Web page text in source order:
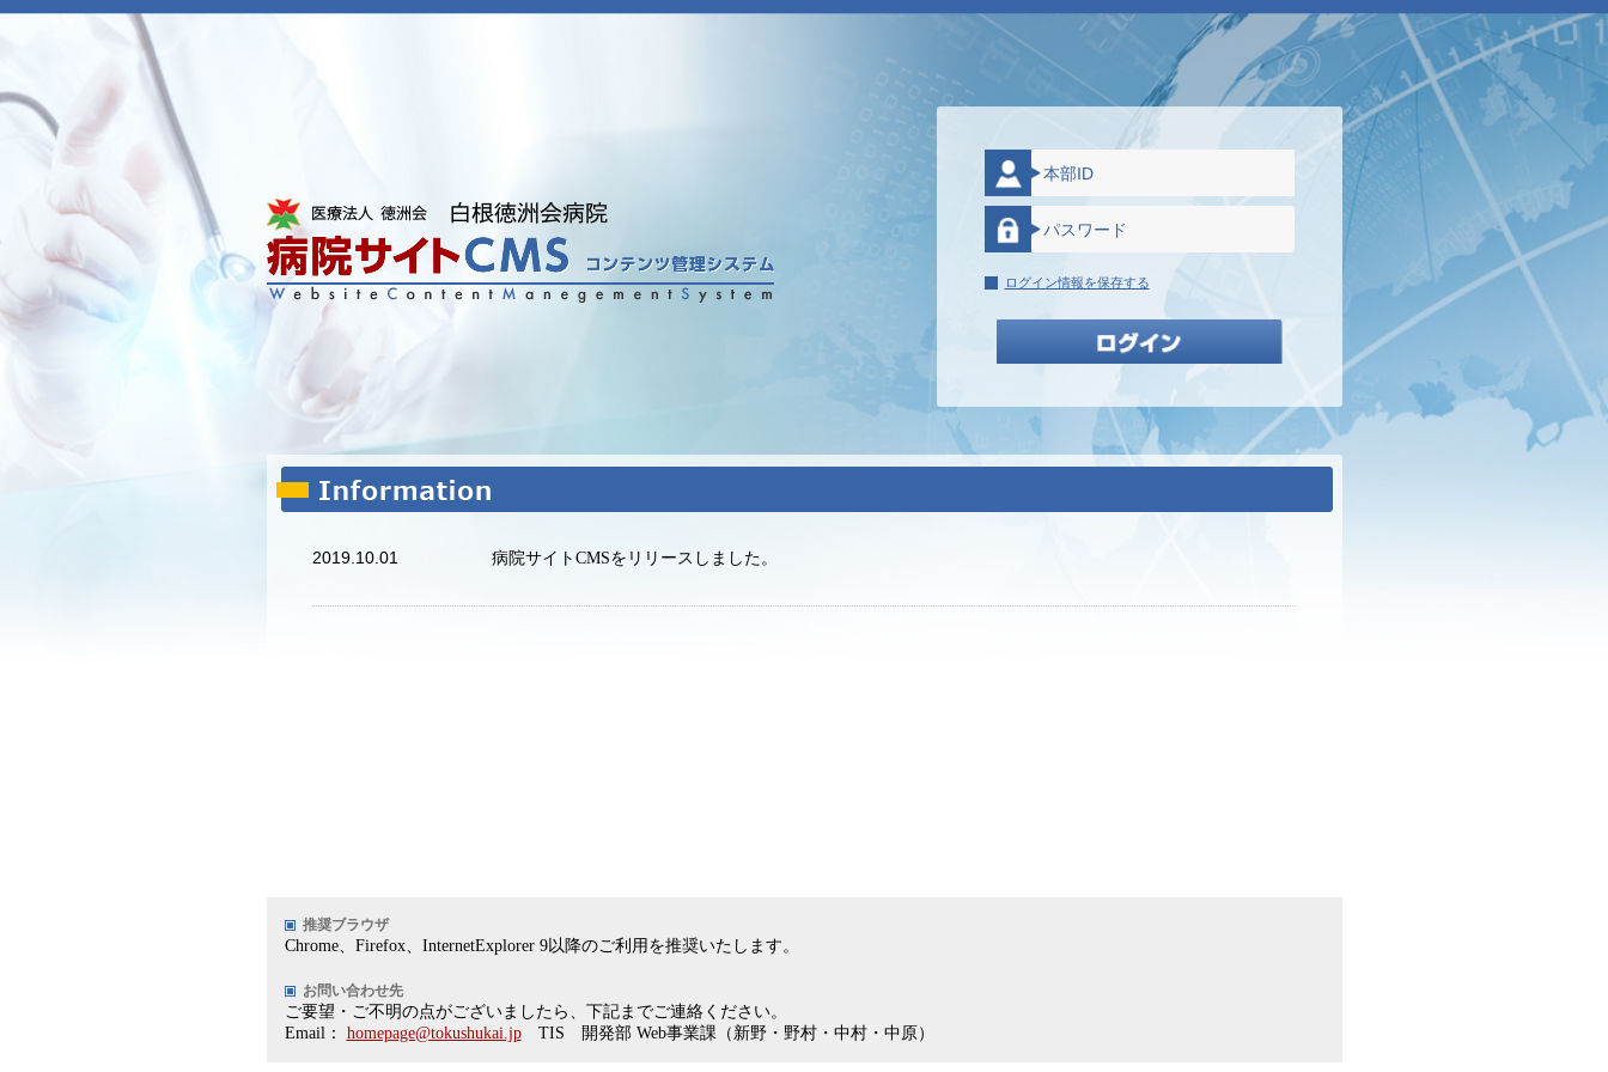
ログイン情報を保存する
2019.10.01 病院サイトCMSをリリースしました。
推奨ブラウザ
Chrome、Firefox、InternetExplorer 9以降のご利用を推奨いたします。
お問い合わせ先
ご要望・ご不明の点がございましたら、下記までご連絡ください。
Email： homepage@tokushukai.jpTIS 開発部 Web事業課（新野・野村・中村・中原）